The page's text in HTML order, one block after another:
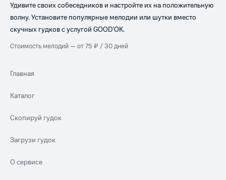
Удивите своих собеседников и настройте их на положительную
волну. Установите популярные мелодии или шутки вместо
скучных гудков с услугой GOOD’OK.
Стоимость мелодий — от 75 ₽ / 30 дней
Главная
Каталог
Скопируй гудок
Загрузи гудок
О сервисе